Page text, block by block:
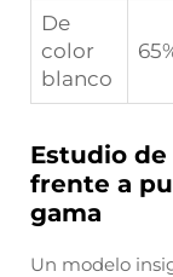
De
color
blanco
Estudio de
frente a
gama
Un modelo